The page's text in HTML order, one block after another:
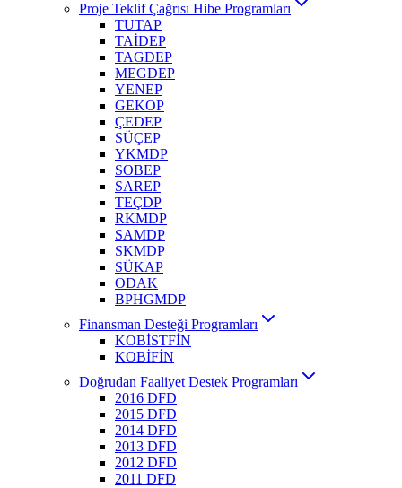
Proje Teklif Çağrısı Hibe Programları
TUTAP
TAİDEP
TAGDEP
MEGDEP
YENEP
GEKOP
ÇEDEP
SÜÇEP
YKMDP
SOBEP
SAREP
TEÇDP
RKMDP
SAMDP
SKMDP
SÜKAP
ODAK
BPHGMDP
Finansman Desteği Programları
KOBİSTFİN
KOBİFİN
Doğrudan Faaliyet Destek Programları
2016 DFD
2015 DFD
2014 DFD
2013 DFD
2012 DFD
2011 DFD